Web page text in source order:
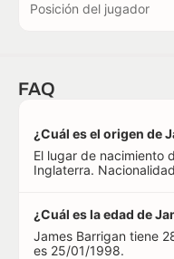
Posición del jugador
FAQ
¿Cuál es el origen de
El lugar de nacimiento
Inglaterra.
¿Cuál es la edad de
James Barrigan tiene
es 25/01/1998.